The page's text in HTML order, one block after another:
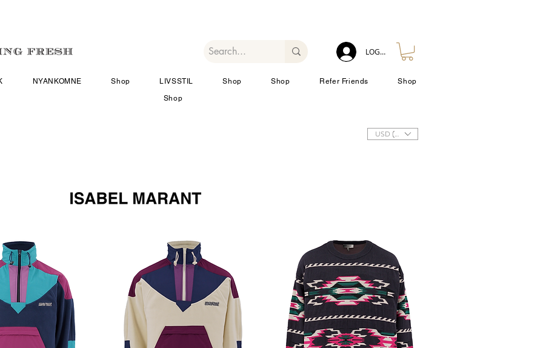
NYANKOMNE Shop LIVSSTIL Shop Shop Refer Friends
Shop
Shop
LOG IN
USD ($)